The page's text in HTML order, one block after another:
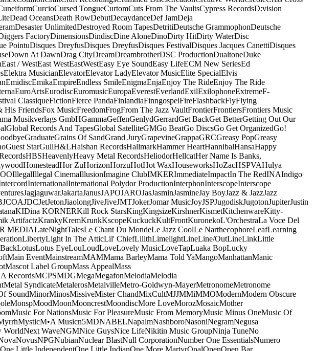
CurcioCursed TongueCurtomCuts From The VaultsCypress RecordsD:vision
Dead OceansDeath RowDebutDecaydanceDef JamDeja
Desaster UnlimitedDestroyed Room TapesDetritiDeutsche GrammophonDeutsche
FactoryDimensionsDindiscDine AloneDinoDirty HitDirty WaterDisc
PointuDisques DreyfusDisques DreyfusDisques FestivalDisques Jacques CanettiDisques
Down At DawnDrag CityDreamDreambrotherDSC ProductionDualtoneDuke
East / WestEast WestEastWestEasy Eye SoundEasy LifeECM New SeriesEd
Elektra MusicianElevatorElevator LadyElevator MusicElite SpecialElvis
EmidiscEmikaEmpireEndless SmileEnigmaEnjaEnjoy The RideEnjoy The Ride
EuroArtsEurodiscEuromusicEuropaEverestEverlandExilExilophoneExtremeF-
ClassiqueFictionFierce PandaFinlandiaFinngospelFireFlashbackFlyFlying
His FriendsFox MusicFreedomFrogFrom The Jazz VaultFrontierFrontiersFrontiers Music
Musikverlags GmbHGammaGeffenGenlydGerrardGet BackGet BetterGetting Out Our
Global Records And TapesGlobal SatelliteGMGo BeatGo DiscsGo Get OrganizedGo!
GraduateGrains Of SandGrand JuryGrapevineGrappaGRCGreasy PopGreasy
Guest StarGullH&LHaishan RecordsHallmarkHammer HeartHannibalHansaHappy
HBSHeavenlyHeavy Metal RecordsHeliodorHellcatHer Name Is Banks,
HomesteadHor ZuHorizonHorzuHotHot WaxHouseworksHoZacHSPVAHulya
IllegalIllegal CinemaIllusionImagine ClubIMKERImmediateImpactIn The RedINAIndigo
InternationalInternational Polydor ProductionInterphonInterscopeInterscope
JagjaguwarJakartaJanusJAPOJAROJasJasminJasmineJay BoyJazz & JazzJazz
JCOAJDCJetJetonJiaolongJiveJiveJMTJokerJomar MusicJoyJSPJugodiskJugotonJupiterJustin
KIDina KORNERKill Rock StarsKingKingsizeKirshnerKismetKitchenwareKitty-
ArtifactzKrankyKremKrunkKscopeKuckuckKultFrontKuronekoL'OrchestraLa Voce Del
MEDIALateNightTalesLe Chant Du MondeLe Jazz CoolLe NarthecophoreLeafLearning
LibertyLight In The AtticLil' ChiefLilithLimelightLineLine/OutLineLinkLittle
LotusLotus EyeLouLoudLoveLovely MusicLoveTapLuaka BopLucky
Main EventMainstreamMAMMama BarleyMama Told YaMangoManhattanManic
Mascot Label GroupMass AppealMass
RecordsMCPSMDGMegaMegafonMelodiaMelodia
Metal SyndicateMetalerosMetalvilleMetro-Goldwyn-MayerMetronomeMetronome
SoundMinorMinosMissiveMister ChandMixCultMJJMMiMMOModernModern Obscure
MonspMoodMoonMooncrestMoondiscMore LoveMorozMosaicMother
Music For NationsMusic For PleasureMusic From MemoryMusic Minus OneMusic Of
MysticM•A Musicn5MDNABELNapalmNashboroNasoniNegramNegusa
WorldNext WaveNGMNice GuysNice LifeNikitin Music GroupNinja TuneNo
NovusNPGNubianNuclear BlastNull CorporationNumber One EssentialsNumero